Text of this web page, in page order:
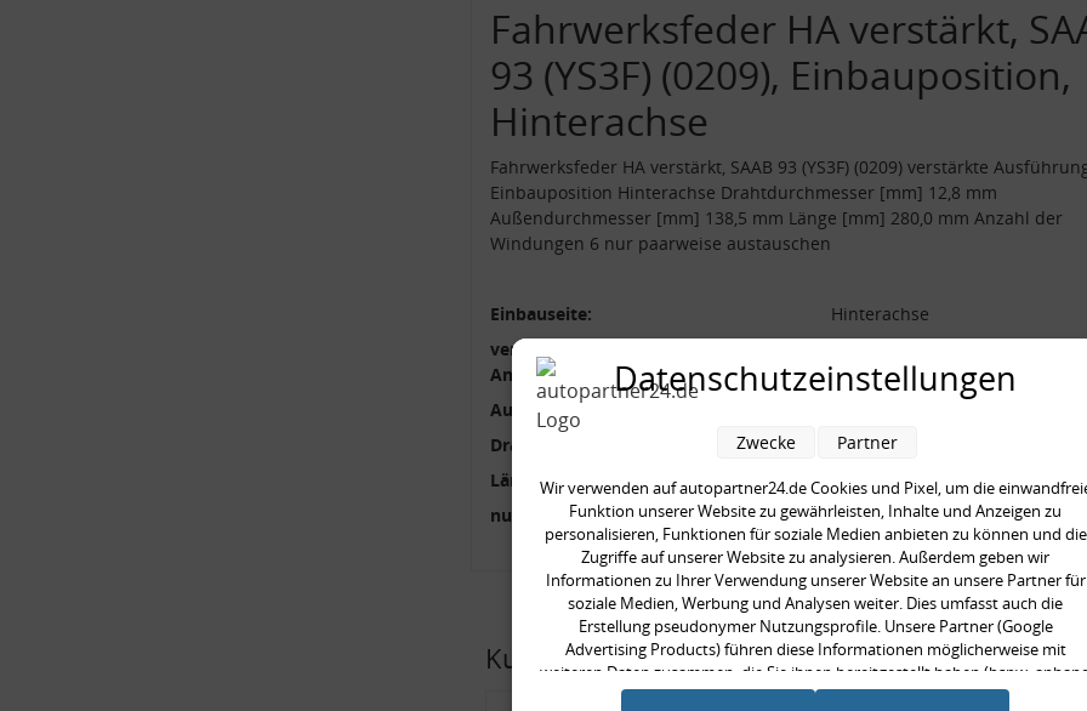
Fahrwerksfeder HA verstärkt,
93 (YS3F) (0209), Einbauposition,
Hinterachse
Fahrwerksfeder HA verstärkt, SAAB 93 (YS3F) (0209) verstärkte
Einbauposition Hinterachse Drahtdurchmesser [mm] 12,8 mm
Außendurchmesser [mm] 138,5 mm Länge [mm] 280,0 mm Anzahl der
Windungen 6 nur paarweise austauschen
Einbauseite:
Hinterachse
verstärkte Ausführung:
Anzahl der Windungen:
6
Außendurchmesser [mm]:
Drahtdurchmesser [mm]:
12,8 mm
Länge [mm]:
280,0 mm
nur paarweise austauschen:
Kunden kauften auch
Datenschutzeinstellungen
Wir verwenden auf autopartner24.de Cookies und Pixel, um die
Funktion unserer Website zu gewährleisten, Inhalte und Anzeigen zu
personalisieren, Funktionen für soziale Medien anbieten zu können und die
Zugriffe auf unserer Website zu analysieren. Außerdem geben wir
Informationen zu Ihrer Verwendung unserer Website an unsere Partner für
soziale Medien, Werbung und Analysen weiter. Dies umfasst auch die
Erstellung pseudonymer Nutzungsprofile. Unsere Partner (Google
Advertising Products) führen diese Informationen möglicherweise mit
weiteren Daten zusammen, die Sie ihnen bereitgestellt haben (bspw.
eines persönlichen Accounts) oder welche sie im Rahmen Ihrer Nutzung der
Zwecke Partner